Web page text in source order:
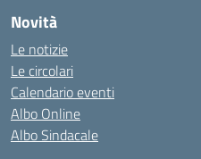
Novità
Le notizie
Le circolari
Calendario eventi
Albo Online
Albo Sindacale